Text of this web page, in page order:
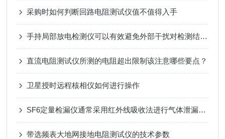
采购时如何判断回路电阻测试仪值不值得入手
手持局部放电检测仪可以有效避免外部干扰对检测结果的影响
直流电阻测试仪所测的电阻超出限制该注意哪些要点？
卫星授时远程核相仪如何进行操作
SF6定量检漏仪通常采用红外线吸收法进行气体泄漏的检测
带选频表大地网接地电阻测试仪的技术参数